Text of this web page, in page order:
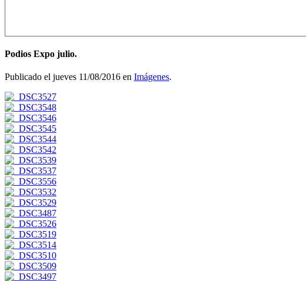
Podios Expo julio.
Publicado el jueves 11/08/2016 en Imágenes.